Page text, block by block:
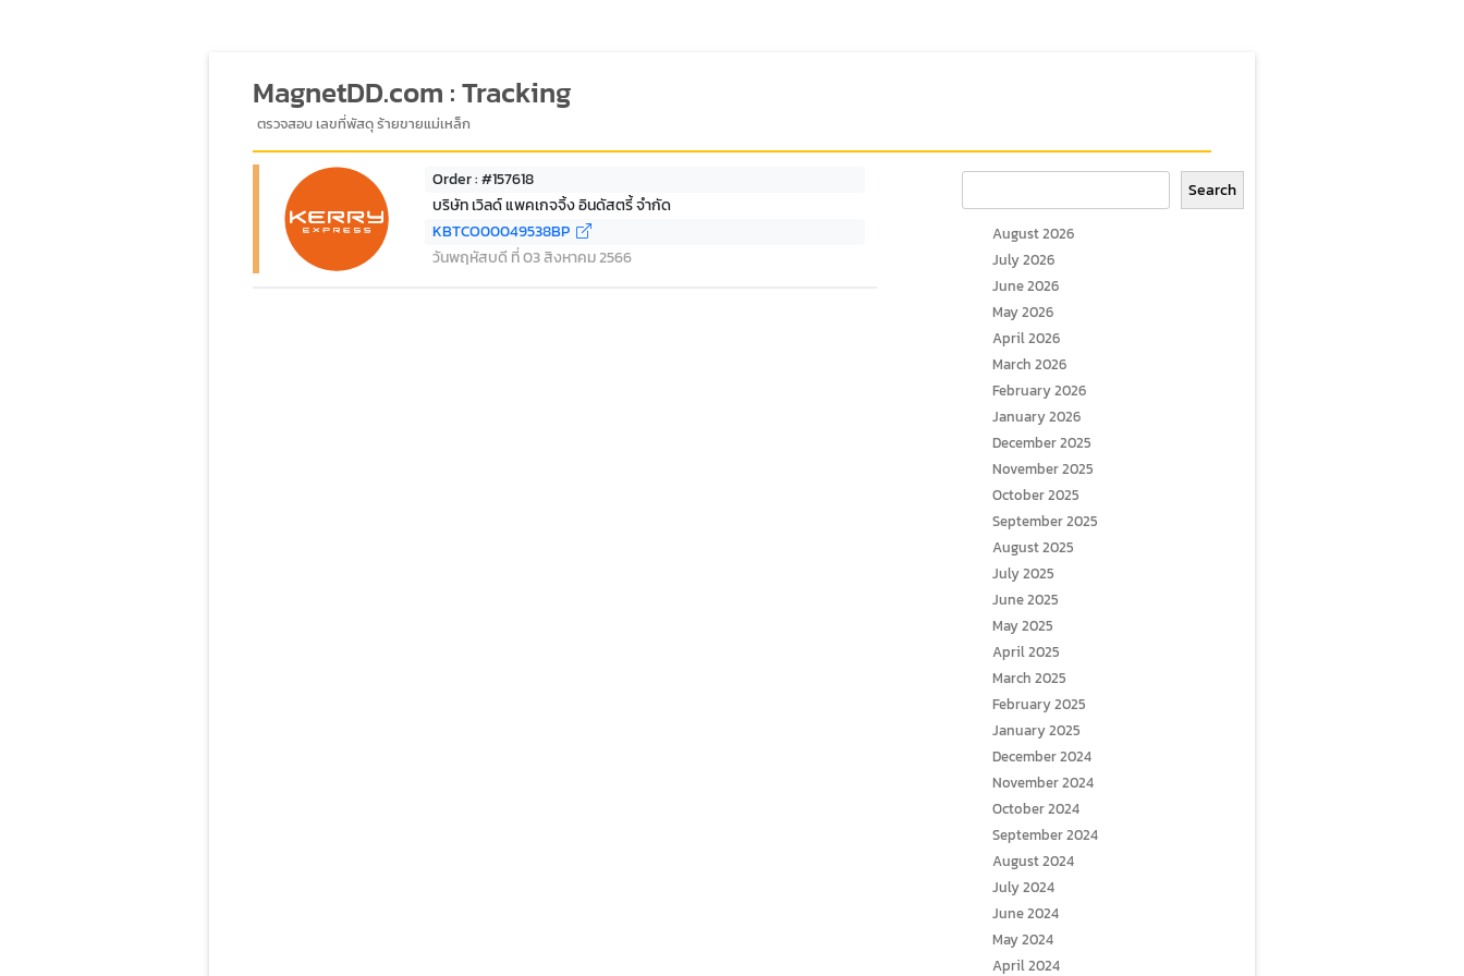
MagnetDD.com : Tracking
ตรวจสอบ เลขที่พัสดุ ร้ายขายแม่เหล็ก
Order : #157618
บริษัท เวิลด์ แพคเกจจิ้ง อินดัสตรี้ จำกัด
KBTCO00049538BP
วันพฤหัสบดี ที่ 03 สิงหาคม 2566
Search
August 2026
July 2026
June 2026
May 2026
April 2026
March 2026
February 2026
January 2026
December 2025
November 2025
October 2025
September 2025
August 2025
July 2025
June 2025
May 2025
April 2025
March 2025
February 2025
January 2025
December 2024
November 2024
October 2024
September 2024
August 2024
July 2024
June 2024
May 2024
April 2024